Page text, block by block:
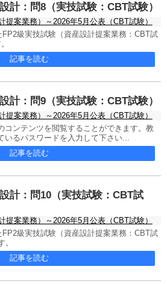
計：問8（実技試験：CBT試験）
提案業務）～2026年5月公表（CBT試験）
級実技試験（資産設計提案業務：CBT試
記事を読む
計：問9（実技試験：CBT試験）
提案業務）～2026年5月公表（CBT試験）
コンテンツを閲覧することができます。教
るパスワードを入力して下さい...
記事を読む
計：問10（実技試験：CBT試
提案業務）～2026年5月公表（CBT試験）
級実技試験（資産設計提案業務：CBT試
記事を読む